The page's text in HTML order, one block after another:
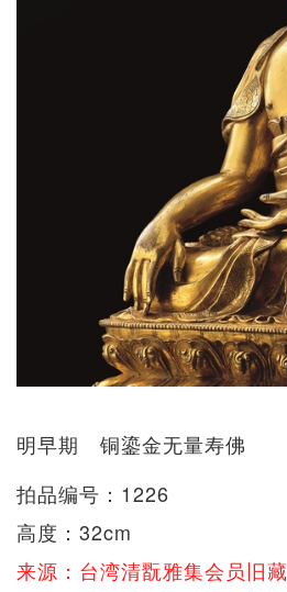
明早期 铜鎏金无量寿佛
拍品编号：1226
高度：32cm
来源：台湾清翫雅集会员旧藏